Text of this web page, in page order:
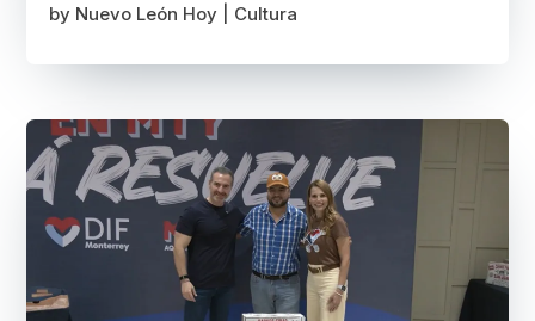
by Nuevo León Hoy Cultura